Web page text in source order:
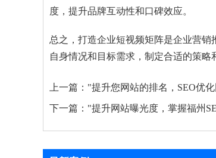
度，提升品牌互动性和口碑效应。
总之，打造企业短视频矩阵是企业营
自身情况和目标需求，制定合适的策略
上一篇： "提升您网站的排名，SEO优
下一篇： "提升网站曝光度，掌握福州